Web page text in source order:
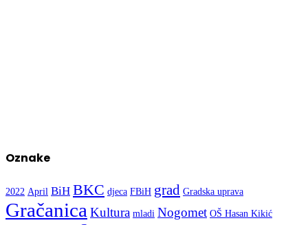
Oznake
2022 April BiH BKC djeca FBiH grad Gradska uprava
GračanicaKultura mladi Nogomet OŠ Hasan Kikić